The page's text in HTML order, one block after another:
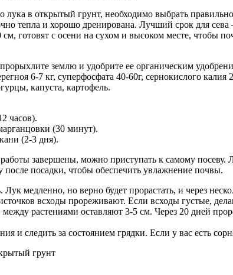
лука в открытый грунт, необходимо выбрать
тепла и хорошо дренирована. Лучший срок для сева
готовят с осени на сухом и высоком месте, чтобы
землю и удобрите ее органическим
6-7 кг, суперфосфата 40-60г, сернокислого
капуста, картофель.
часов).
(30 минут).
(2-3 дня).
работы завершены, можно приступать к самому
после посадки, чтобы обеспечить увлажнение почвы.
Лук медленно, но верно будет прорастать, и через
всходы прореживают. Если всходы густые,
между растениями оставляют 3-5 см. Через 20 дней
и следить за состоянием грядки. Если у вас есть